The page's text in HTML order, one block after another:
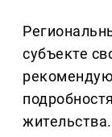
субъекте
жительства.